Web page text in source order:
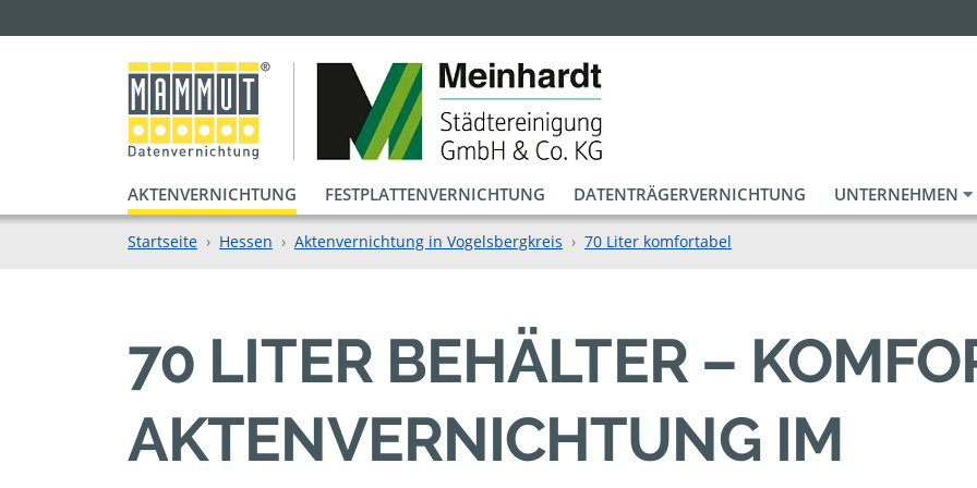
AKTENVERNICHTUNG FESTPLATTENVERNICHTUNG DATENTRÄGERVERNICHTUNG UNTERNEHMEN
Startseite Hessen Aktenvernichtung in Vogelsbergkreis 70 Liter komfortabel
70 LITER BEHÄLTER –
AKTENVERNICHTUNG IM